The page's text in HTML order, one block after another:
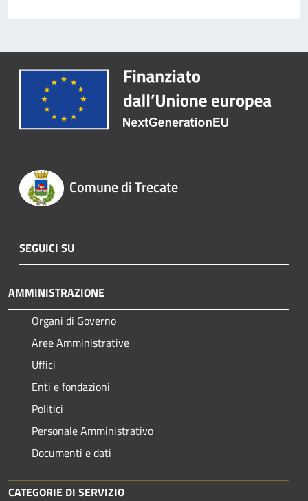
Comune di Trecate
SEGUICI SU
AMMINISTRAZIONE
Organi di Governo
Aree Amministrative
Uffici
Enti e fondazioni
Politici
Personale Amministrativo
Documenti e dati
CATEGORIE DI SERVIZIO